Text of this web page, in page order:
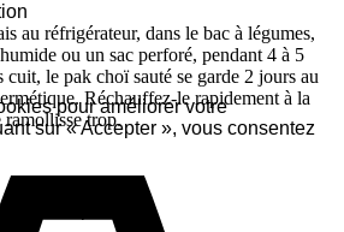
au réfrigérateur, dans le bac à légumes,
ou un sac perforé, pendant 4 à 5
le pak choï sauté se garde 2 jours au
Réchauffez-le rapidement à la
ramollisse trop.
pour améliorer votre
sur « Accepter », vous consentez